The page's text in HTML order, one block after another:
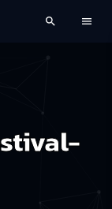
search menu